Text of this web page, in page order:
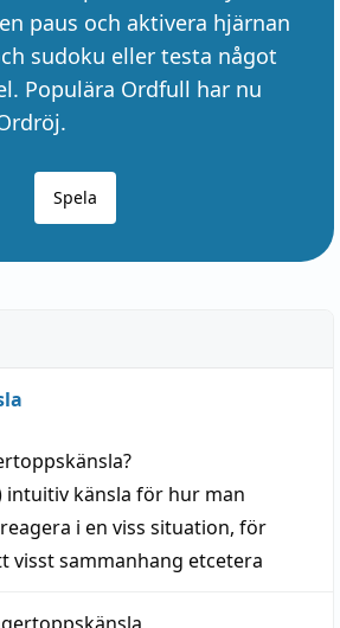
paus och aktivera hjärnan
sudoku eller testa något
Populära Ordfull har nu
Spela
?
intuitiv känsla för hur man
reagera i en viss situation, för
visstsammanhang etcetera